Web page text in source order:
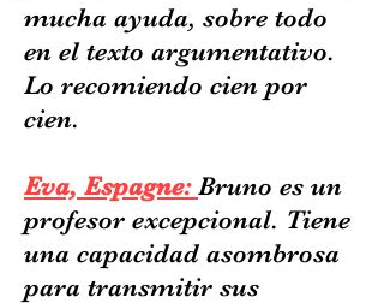
mucha ayuda, sobre todo
en el texto argumentativo.
Lo recomiendo cien por
cien.
Eva, Espagne: Bruno es un
profesor excepcional. Tiene
una capacidad asombrosa
para transmitir sus